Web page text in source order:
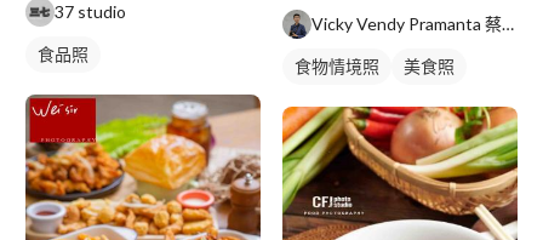
37 studio
食品照
Vicky Vendy Pramanta 蔡貴豐
食物情境照 美食照